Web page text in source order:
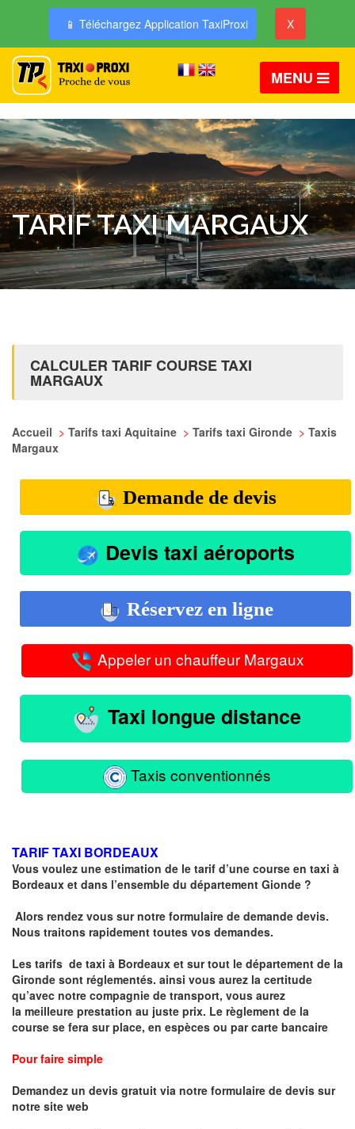
📱 Téléchargez Application TaxiProxi X
MENU
TARIF TAXI MARGAUX
CALCULER TARIF COURSE TAXI
MARGAUX
Accueil > Tarifs taxi Aquitaine > Tarifs taxi Gironde > Taxis
Margaux
Demande de devis
Devis taxi aéroports
Réservez en ligne
Appeler un chauffeur Margaux
Taxi longue distance
Taxis conventionnés
TARIF TAXI BORDEAUX
Vous voulez une estimation de le tarif d’une course en taxi à
Bordeaux et dans l’ensemble du département Gionde ?
Alors rendez vous sur notre formulaire de demande devis.
Nous traitons rapidement toutes vos demandes.
Les tarifs de taxi à Bordeaux et sur tout le département de la
Gironde sont réglementés. ainsi vous aurez la certitude
qu’avec notre compagnie de transport, vous aurez
la meilleure prestation au juste prix. Le règlement de la
course se fera sur place, en espèces ou par carte bancaire
Pour faire simple
Demandez un devis gratuit via notre formulaire de devis sur
notre site web